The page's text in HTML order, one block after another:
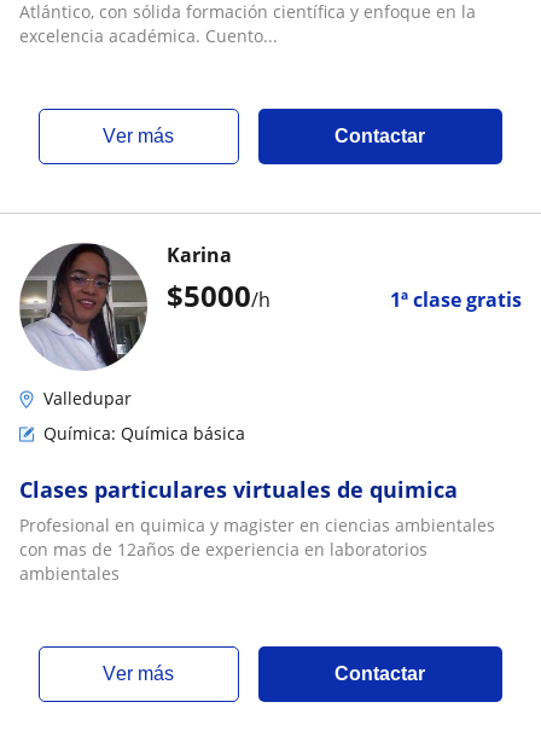
Atlántico, con sólida formación científica y enfoque en la
excelencia académica. Cuento...
ver más Contactar
$5000/h 1ª clase gratis
Karina
Valledupar
Química: Química básica
Clases particulares virtuales de quimica
Profesional en quimica y magister en ciencias ambientales
con mas de 12años de experiencia en laboratorios
ambientales
ver más Contactar